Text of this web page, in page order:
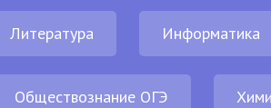
Литература Информатика
Обществознание ОГЭ